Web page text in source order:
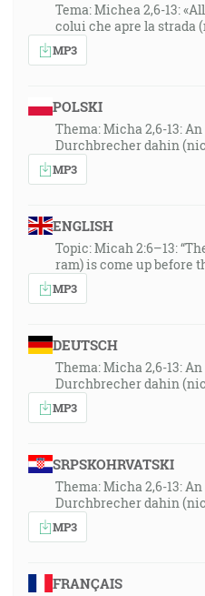
Tema: Michea 2,6-13:
colui che apre la strada
MP3
POLSKI
Thema: Micha 2,6-13:
Durchbrecher dahin
MP3
ENGLISH
Topic: Micah 2:6–13:
ram) is come up before
MP3
DEUTSCH
Thema: Micha 2,6-13:
Durchbrecher dahin
MP3
SRPSKOHRVATSKI
Thema: Micha 2,6-13:
Durchbrecher dahin
MP3
FRANÇAIS